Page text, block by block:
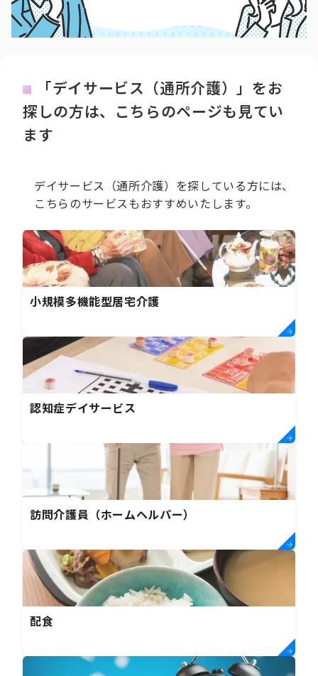
「デイサービス（通所介護）」をお
探しの方は、こちらのページも見てい
ます
デイサービス（通所介護）を探している方には、
こちらのサービスもおすすめいたします。
小規模多機能型居宅介護
認知症デイサービス
訪問介護員（ホームヘルパー）
配食